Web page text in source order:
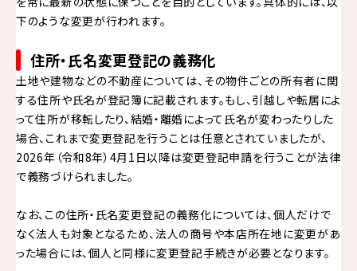
下のような変更が行われます。
住所・氏名変更登記の義務化
土地や建物などの不動産については、その物件ごとの所有者に関
する住所や氏名が登記簿に記載されます。もし、引越しや転居によ
って住所が移転したり、結婚・離婚によって氏名が変わったりした
場合、これまで変更登記を行うことは任意とされていましたが、
2026年（令和8年）4月1日以降は変更登記申請を行うことが法律
で義務づけられました。
なお、この住所・氏名変更登記の義務化については、個人だけで
なく法人も対象となるため、法人の商号や本店所在地に変更があ
った場合には、個人と同様に変更登記手続きが必要となります。